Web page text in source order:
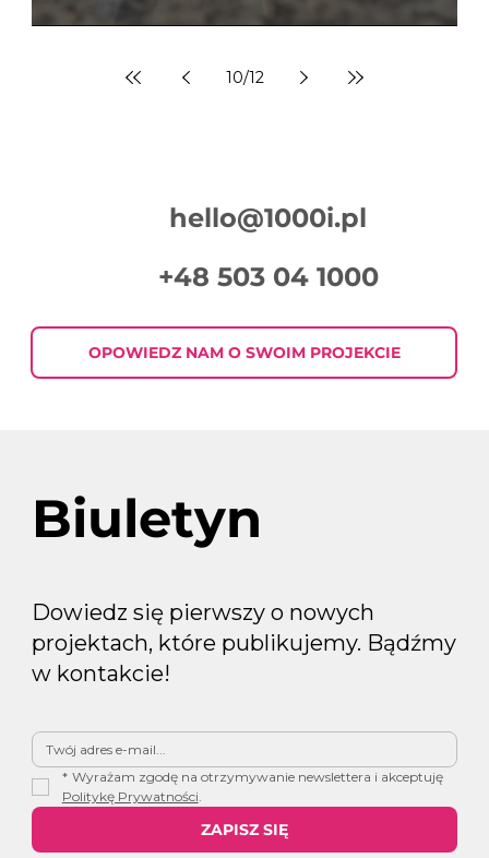
10/12
hello@1000i.pl
+48 503 04 1000
OPOWIEDZ NAM O SWOIM PROJEKCIE
Biuletyn
Dowiedz się pierwszy o nowych
projektach, które publikujemy. Bądźmy
w kontakcie!
*
Wyrażam zgodę na otrzymywanie newslettera i akceptuję
Politykę Prywatności
ZAPISZ SIĘ